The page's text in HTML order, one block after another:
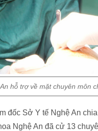
hỗ trợ về mặt chuyên môn
đốc Sở Y tế Nghệ An
Nghệ An đã cử 13